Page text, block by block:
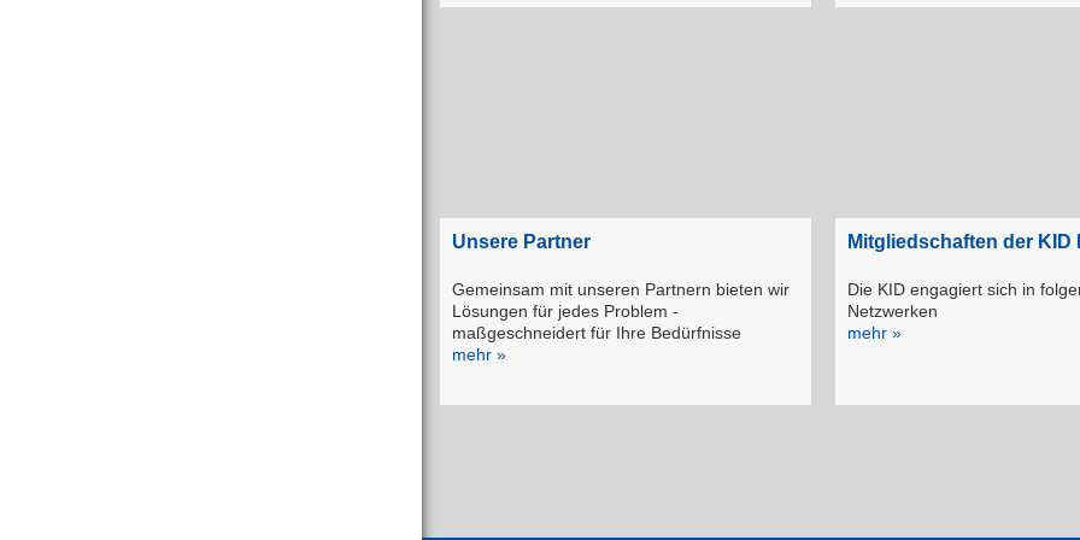
Unsere Partner
Gemeinsam mit unseren Partnern bie­ten wir
Lösungen für jedes Problem -
maßgeschneidert für Ihre Bedürfnisse
mehr »
Mitgliedschaften der KID
Die KID engagiert sich in
Netzwerken
mehr »